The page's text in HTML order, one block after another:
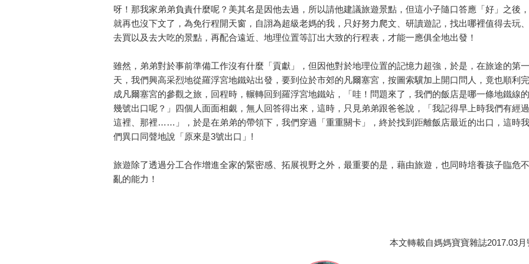
呀！那我家弟弟負責什麼呢？美其名是因他去過，所以請他建議旅遊景點，但這小子隨口答應「好」之後，
就再也沒下文了，為免行程開天窗，自詡為超級老媽的我，只好努力爬文、研讀遊記，找出哪裡值得去玩、
去買以及去大吃的景點，再配合遠近、地理位置等訂出大致的行程表，才能一應俱全地出發！
雖然，弟弟對於事前準備工作沒有什麼「貢獻」，但因他對於地理位置的記憶力超強，於是，在旅途的第一
天，我們興高采烈地從羅浮宮地鐵站出發，要到位於市郊的凡爾塞宮，按圖索驥加上開口問人，竟也順利完
成凡爾塞宮的參觀之旅，回程時，輾轉回到羅浮宮地鐵站，「哇！問題來了，我們的飯店是哪一條地鐵線的
幾號出口呢？」四個人面面相覷，無人回答得出來，這時，只見弟弟跟爸爸說，「我記得早上時我們有經過
這裡、那裡……」，於是在弟弟的帶領下，我們穿過「重重關卡」，終於找到距離飯店最近的出口，這時我
們異口同聲地說「原來是3號出口」!
旅遊除了透過分工合作增進全家的緊密感、拓展視野之外，最重要的是，藉由旅遊，也同時培養孩子臨危不
亂的能力！
本文轉載自媽媽寶寶雜誌2017.03月